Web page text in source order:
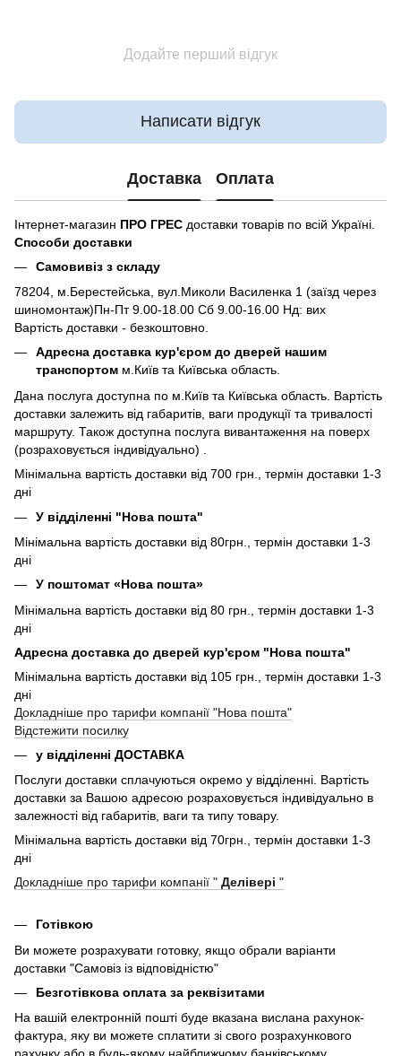
Додайте перший відгук
Написати відгук
Доставка Оплата
Інтернет-магазин ПРО ГРЕС доставки товарів по всій Україні.
Способи доставки
Самовивіз з складу
78204, м.Берестейська, вул.Миколи Василенка 1 (заїзд через
шиномонтаж)Пн-Пт 9.00-18.00 Сб 9.00-16.00 Нд: вих
Вартість доставки - безкоштовно.
Адресна доставка кур'єром до дверей нашим
транспортом м.Київ та Київська область.
Дана послуга доступна по м.Київ та Київська область. Вартість
доставки залежить від габаритів, ваги продукції та тривалості
маршруту. Також доступна послуга вивантаження на поверх
(розраховується індивідуально) .
Мінімальна вартість доставки від 700 грн., термін доставки 1-3
дні
У відділенні "Нова пошта"
Мінімальна вартість доставки від 80грн., термін доставки 1-3
дні
У поштомат «Нова пошта»
Мінімальна вартість доставки від 80 грн., термін доставки 1-3
дні
Адресна доставка до дверей кур'єром "Нова пошта"
Мінімальна вартість доставки від 105 грн., термін доставки 1-3
дні
Докладніше про тарифи компанії "Нова пошта"
Відстежити посилку
у відділенні ДОСТАВКА
Послуги доставки сплачуються окремо у відділенні. Вартість
доставки за Вашою адресою розраховується індивідуально в
залежності від габаритів, ваги та типу товару.
Мінімальна вартість доставки від 70грн., термін доставки 1-3
дні
Докладніше про тарифи компанії " Делівері "
Готівкою
Ви можете розрахувати готовку, якщо обрали варіанти
доставки "Самовіз із відповідністю"
Безготівкова оплата за реквізитами
На вашій електронній пошті буде вказана вислана рахунок-
фактура, яку ви можете сплатити зі свого розрахункового